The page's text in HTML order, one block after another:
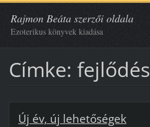
Rajmon Beáta szerzői oldala
Ezoterikus könyvek kiadása
Címke: fejlődés
Új év, új lehetőségek